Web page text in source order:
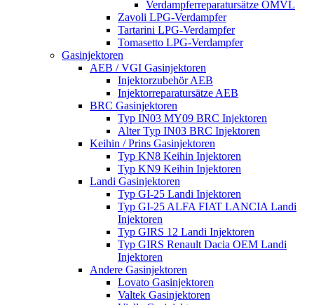
Verdampferreparatursätze OMVL
Zavoli LPG-Verdampfer
Tartarini LPG-Verdampfer
Tomasetto LPG-Verdampfer
Gasinjektoren
AEB / VGI Gasinjektoren
Injektorzubehör AEB
Injektorreparatursätze AEB
BRC Gasinjektoren
Typ IN03 MY09 BRC Injektoren
Alter Typ IN03 BRC Injektoren
Keihin / Prins Gasinjektoren
Typ KN8 Keihin Injektoren
Typ KN9 Keihin Injektoren
Landi Gasinjektoren
Typ GI-25 Landi Injektoren
Typ GI-25 ALFA FIAT LANCIA Landi
Injektoren
Typ GIRS 12 Landi Injektoren
Typ GIRS Renault Dacia OEM Landi
Injektoren
Andere Gasinjektoren
Lovato Gasinjektoren
Valtek Gasinjektoren